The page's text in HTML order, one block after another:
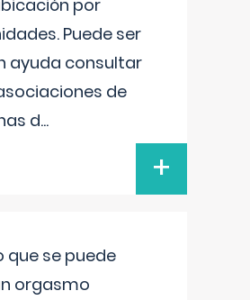
por
Puede ser
ayuda consultar
de
d...
+
que se puede
orgasmo